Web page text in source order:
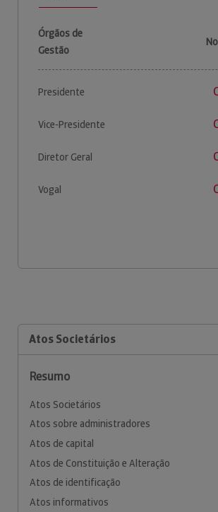
Órgãos de
Gestão
Presidente
Vice-Presidente
Diretor Geral
Vogal
Atos Societários
Resumo
Atos Societários
Atos sobre administradores
Atos de capital
Atos de Constituição e Alteração
Atos de identificação
Atos informativos